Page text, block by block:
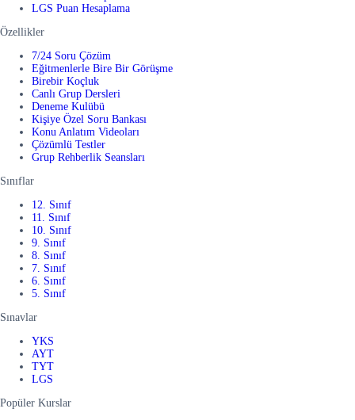
LGS Puan Hesaplama
Özellikler
7/24 Soru Çözüm
Eğitmenlerle Bire Bir Görüşme
Birebir Koçluk
Canlı Grup Dersleri
Deneme Kulübü
Kişiye Özel Soru Bankası
Konu Anlatım Videoları
Çözümlü Testler
Grup Rehberlik Seansları
Sınıflar
12. Sınıf
11. Sınıf
10. Sınıf
9. Sınıf
8. Sınıf
7. Sınıf
6. Sınıf
5. Sınıf
Sınavlar
YKS
AYT
TYT
LGS
Popüler Kurslar